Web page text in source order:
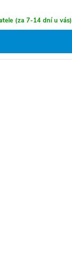
(za 7-14 dní u vás)